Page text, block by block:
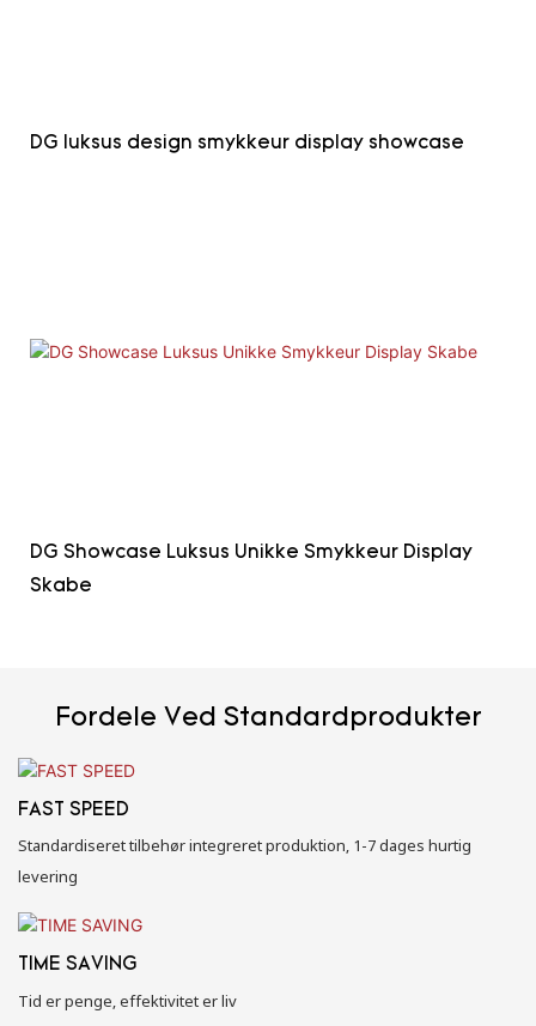
DG luksus design smykkeur display showcase
DG Showcase Luksus Unikke Smykkeur Display
Skabe
Fordele Ved Standardprodukter
FAST SPEED
Standardiseret tilbehør integreret produktion, 1-7 dages hurtig
levering
TIME SAVING
Tid er penge, effektivitet er liv